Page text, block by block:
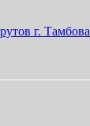
г. Тамбова